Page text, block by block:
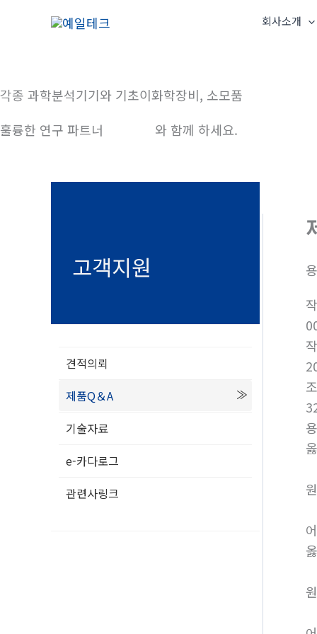
건
뛰
회사소개
각종 과학분석기기와 기초이화학장비, 소모품
훌륭한 연구 파트너
와 함께 하세요.
고객지원
견적의뢰
제품Q＆A
기술자료
e-카다로그
관련사링크